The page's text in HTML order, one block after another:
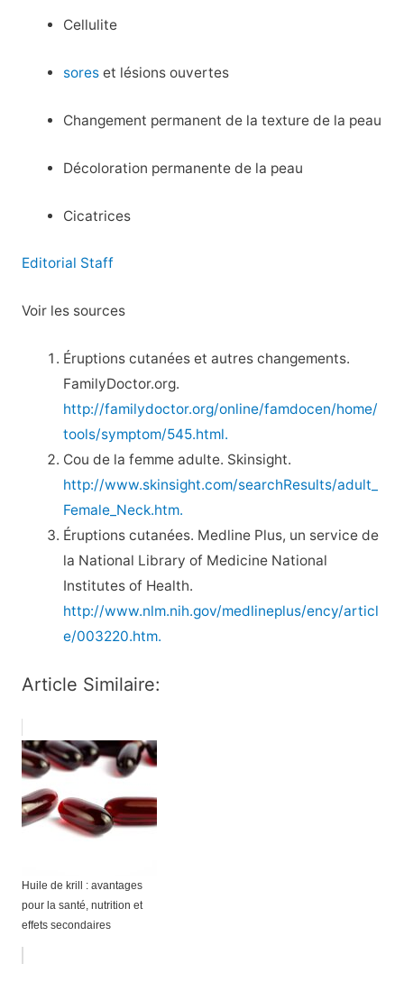
Cellulite
sores et lésions ouvertes
Changement permanent de la texture de la peau
Décoloration permanente de la peau
Cicatrices
Editorial Staff
Voir les sources
Éruptions cutanées et autres changements.
FamilyDoctor.org.
http://familydoctor.org/online/famdocen/home/
tools/symptom/545.html.
Cou de la femme adulte. Skinsight.
http://www.skinsight.com/searchResults/adult_
Female_Neck.htm.
Éruptions cutanées. Medline Plus, un service de
la National Library of Medicine National
Institutes of Health.
http://www.nlm.nih.gov/medlineplus/ency/articl
e/003220.htm.
Article Similaire:
Huile de krill : avantages
pour la santé, nutrition et
effets secondaires